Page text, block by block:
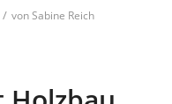
/ vonSabine Reich